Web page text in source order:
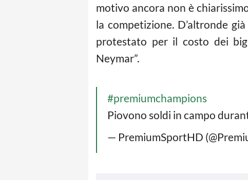
motivo ancora non è
la competizione. D’altronde
protestato per il costo dei
Neymar”.
#premiumchampions
Piovono soldi in campo
— PremiumSportHD